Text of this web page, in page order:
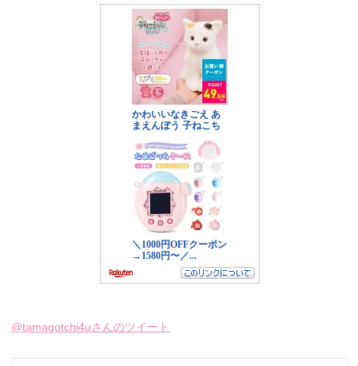
@tamagotchi4uさんのツイート